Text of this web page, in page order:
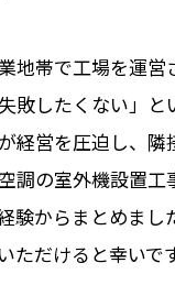
地帯で工場を運
敗したくない」
経営を圧迫し、
調の室外機設置
験からまとめま
ただけると幸いです